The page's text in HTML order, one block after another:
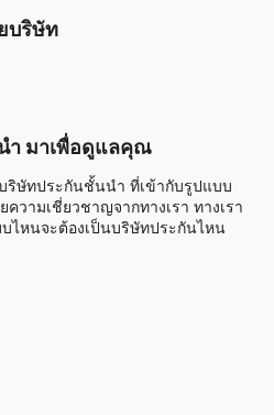
บริษัท
ำ มาเพื่อดูแลคุณ
ริษัทประกันชั้นนำ ที่เข้ากับรูปแบบ
วามเชี่ยวชาญจากทางเรา ทางเรา
ไหนจะต้องเป็นบริษัทประกันไหน